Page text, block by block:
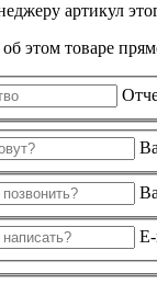
артикул
этом товаре